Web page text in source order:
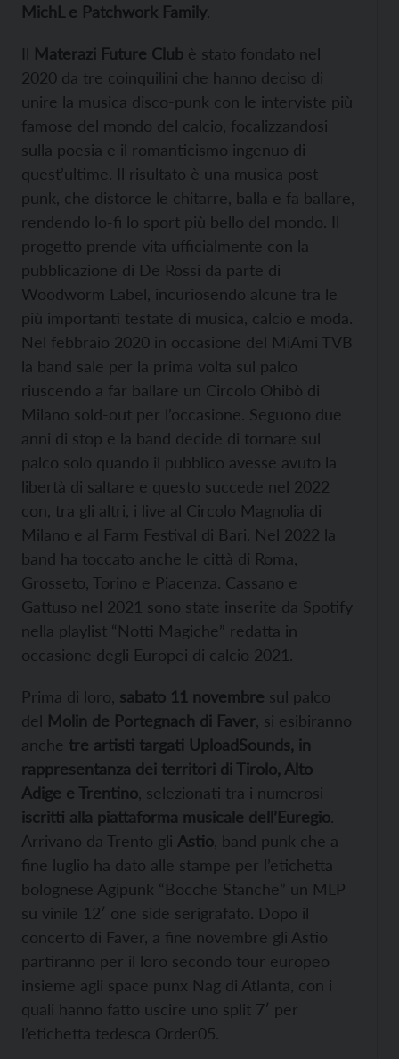
MichL e Patchwork Family.
Il Materazi Future Club è stato fondato nel
2020 da tre coinquilini che hanno deciso di
unire la musica disco-punk con le interviste più
famose del mondo del calcio, focalizzandosi
sulla poesia e il romanticismo ingenuo di
quest’ultime. Il risultato è una musica post-
punk, che distorce le chitarre, balla e fa ballare,
rendendo lo-fi lo sport più bello del mondo. Il
progetto prende vita ufficialmente con la
pubblicazione di De Rossi da parte di
Woodworm Label, incuriosendo alcune tra le
più importanti testate di musica, calcio e moda.
Nel febbraio 2020 in occasione del MiAmi TVB
la band sale per la prima volta sul palco
riuscendo a far ballare un Circolo Ohibò di
Milano sold-out per l’occasione. Seguono due
anni di stop e la band decide di tornare sul
palco solo quando il pubblico avesse avuto la
libertà di saltare e questo succede nel 2022
con, tra gli altri, i live al Circolo Magnolia di
Milano e al Farm Festival di Bari. Nel 2022 la
band ha toccato anche le città di Roma,
Grosseto, Torino e Piacenza. Cassano e
Gattuso nel 2021 sono state inserite da Spotify
nella playlist “Notti Magiche” redatta in
occasione degli Europei di calcio 2021.
Prima di loro, sabato 11 novembre sul palco
del Molin de Portegnach di Faver , si esibiranno
anche tre artisti targati UploadSounds, in
rappresentanza dei territori di Tirolo, Alto
Adige e Trentino , selezionati tra i numerosi
iscritti alla piattaforma musicale dell’Euregio.
Arrivano da Trento gli Astio , band punk che a
fine luglio ha dato alle stampe per l’etichetta
bolognese Agipunk “Bocche Stanche” un MLP
su vinile 12′ one side serigrafato. Dopo il
concerto di Faver, a fine novembre gli Astio
partiranno per il loro secondo tour europeo
insieme agli space punx Nag di Atlanta, con i
quali hanno fatto uscire uno split 7′ per
l’etichetta tedesca Order05.